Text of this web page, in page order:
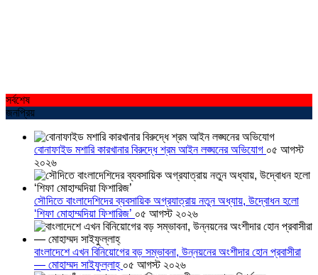
সর্বশেষ
জনপ্রিয়
বোনাফাইড মশারি কারখানার বিরুদ্ধে শ্রম আইন লঙ্ঘনের অভিযোগ ০৫ আগস্ট
২০২৬
সৌদিতে বাংলাদেশিদের ব্যবসায়িক অগ্রযাত্রায় নতুন অধ্যায়, উদ্বোধন হলো
‘শিফা মোহাম্মদিয়া ফিশারিজ’ ০৫ আগস্ট ২০২৬
বাংলাদেশে এখন বিনিয়োগের বড় সম্ভাবনা, উন্নয়নের অংশীদার হোন প্রবাসীরা
— মোহাম্মদ সাইফুল্লাহ্ ০৫ আগস্ট ২০২৬